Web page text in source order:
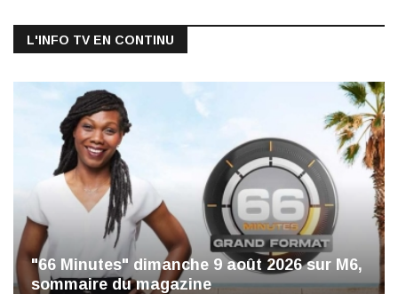
L'INFO TV EN CONTINU
"66 Minutes" dimanche 9 août 2026 sur M6,
sommaire du magazine